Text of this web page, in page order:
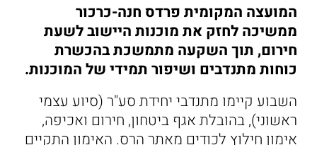
המועצה המקומית פרדס חנה-כרכור
ממשיכה לחזק את מוכנות היישוב לשעת
חירום, תוך השקעה מתמשכת בהכשרת
כוחות מתנדבים ושיפור תמידי של המוכנות.
השבוע קיימו מתנדבי יחידת סע"ר (סיוע עצמי
ראשוני), בהובלת אגף ביטחון, חירום ואכיפה,
אימון חילוץ לכודים מאתר הרס. האימון התקיים